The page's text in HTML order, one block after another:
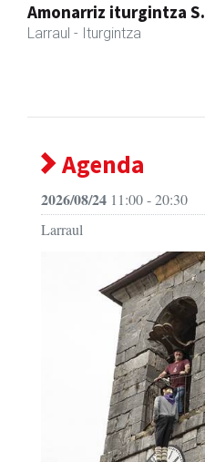
Larraulgo herri ostatua
Larraul - Jatetxeak
Agenda
2026/08/24 11:00 - 20:30
Larraul